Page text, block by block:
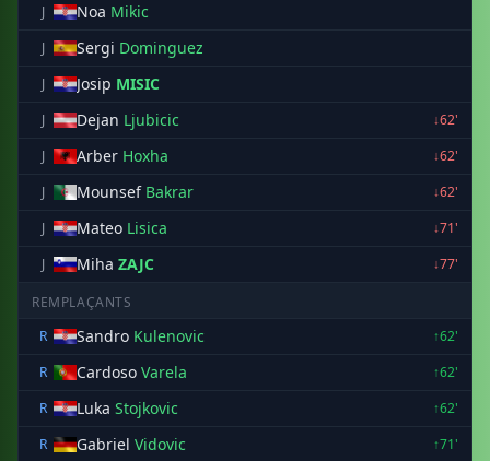
J Noa Mikic
J Sergi Dominguez
J Josip MISIC
J Dejan Ljubicic
↓62'
J
Arber Hoxha
↓62'
J
Mounsef Bakrar
↓62'
J
Mateo Lisica
↓71'
J
Miha ZAJC ↓77'
REMPLAÇANTS
R
Sandro Kulenovic
↑62'
R
Cardoso Varela
↑62'
R
Luka Stojkovic
↑62'
R
Gabriel Vidovic
↑71'